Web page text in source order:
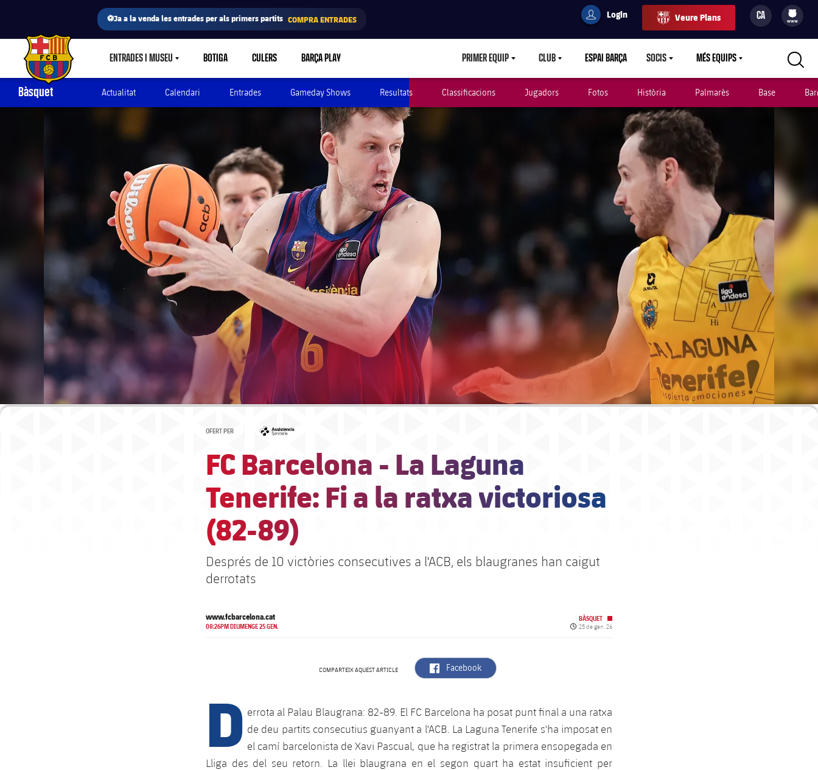
⚽Ja a la venda les entrades per als primers partits COMPRA ENTRADES userCulers
Login Veure Plans CA
filled-badge
www
FC Barcelona club badge ENTRADES I MUSEULABEL.SHARE.CARETDOWN
BOTIGA CULERS BARÇA PLAY PRIMER EQUIPLABEL.ARIA.CARETDOWN
CLUBLABEL.ARIA.CARETDOWN
ESPAI BARÇA SOCISLABEL.ARIA.CARETDOWN
MÉS EQUIPSLABEL.ARIA.CARETDOWN
Bàsquet Actualitat Calendari Entrades Gameday Shows Resultats Classificacions Jugadors Fotos Història Palmarès Base
OFERT PER
FC Barcelona - La Laguna
Tenerife: Fi a la ratxa victoriosa
(82-89)
Després de 10 victòries consecutives a l'ACB, els blaugranes han caigut
derrotats
www.fcbarcelona.cat
08:26PM DIUMENGE 25 GEN.
BÀSQUET
Data de publicació
25 de gen. 26
COMPARTEIX AQUEST ARTICLE label.aria.facebook
Facebook
D errota al Palau Blaugrana: 82-89. El FC Barcelona ha posat punt final a una ratxa
de deu partits consecutius guanyant a l'ACB. La Laguna Tenerife s'ha imposat en
el camí barcelonista de Xavi Pascual, que ha registrat la primera ensopegada en
Lliga des del seu retorn. La llei blaugrana en el segon quart ha estat insuficient per